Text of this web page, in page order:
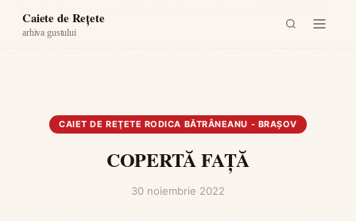
Caiete de Rețete
arhiva gustului
CAIET DE REŢETE RODICA BĂTRÂNEANU - BRAŞOV
COPERTĂ FAŢĂ
30 noiembrie 2022